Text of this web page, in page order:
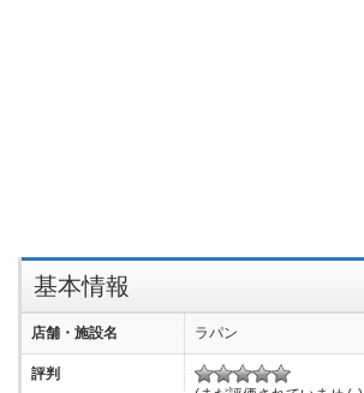
基本情報
店舗・施設名 ラパン
評判